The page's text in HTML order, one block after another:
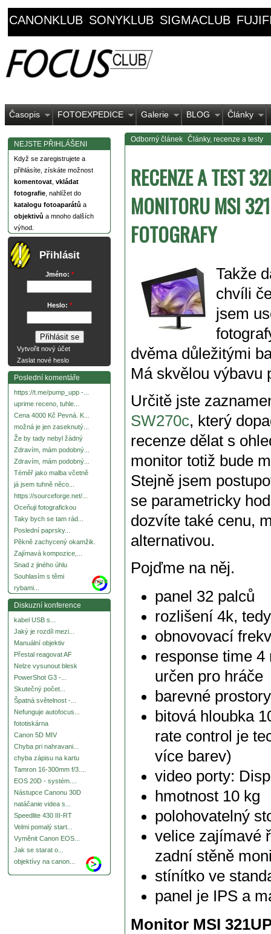
CANONKLUB SONYKLUB SIGMACLUB
Časopis FOTOEXPEDICE Galerie BLOG Články
NEJSTE PŘIHLÁŠENI
Když se zaregistrujete a
přihlásíte, získáte možnost
komentovat vkládat
fotografie , nahlížet do
katalogu fotoaparátů a
objektivů a mnoho dalších
výhod.
Přihlásit
Jméno: *
Heslo: *
Vytvořit nový účet
Zaslat nové heslo
Poslední komentáře
https://t.me/pump_upp -...
uprime receno, tuhle...
Cena 4000 Kč Pevná. K...
možná je jen zaseknutý...
Že by tady nebyl žádný
Zdravím, mám podobný...
Zdravím, mám podobný...
Téměř jako malba včetně
já jsem tuhně něco...
https://sourceforge.net/...
Oceňuji fotografickou
Taky bych se tam rád...
Poslední paprsky...
Pěkně zachycený okamžik.
Zajímavá kompozice,...
Snad z jiného úhlu
Souhlasím s těmi
rybami...
more
Diskuzní konference
kabel USB s...
Jaký je rozdíl mezi...
Manuální objektiv
Přestal reagovat AF
Nelze vysunout blesk
PowerShot G3 -...
Skutečný počet...
Špatná světelnost -...
Nefunguje autofocus...
fototiskárna
Canon 5D MIV
Chyba pri nahravani...
chyba zápisu na kartu
Tamron 16-300mm f/3....
EOS 20D - systém....
Nástupce Canonu 30D
natáčanie videa s...
Speedlite 430 III-RT
Velmi pomalý start...
Vyměnit Canon EOS...
Jak se starat o...
objektívy na canon...
Odborný článek Články, recenze a testy
RECENZE A TEST
MONITORU MSI
FOTOGRAFY
Takže
chvíli
jsem
dvěma důležitými
Má skvělou výbavu
Určitě jste
SW270c, který
recenze dělat s
monitor totiž bude
Stejně jsem
se parametricky
dozvíte také cenu,
alternativou.
Pojďme na něj.
panel 32 palců
rozlišení 4k,
obnovovací
response time
určen pro hráče
barevné
bitová hloubka
rate control je
více barev)
video porty:
hmotnost 10 kg
polohovatelný
velice zajímavé
zadní stěně
stínítko ve
panel je IPS a
Monitor MSI